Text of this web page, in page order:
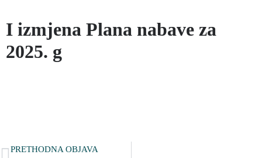
I izmjena Plana nabave za
2025. g
PRETHODNA OBJAVA